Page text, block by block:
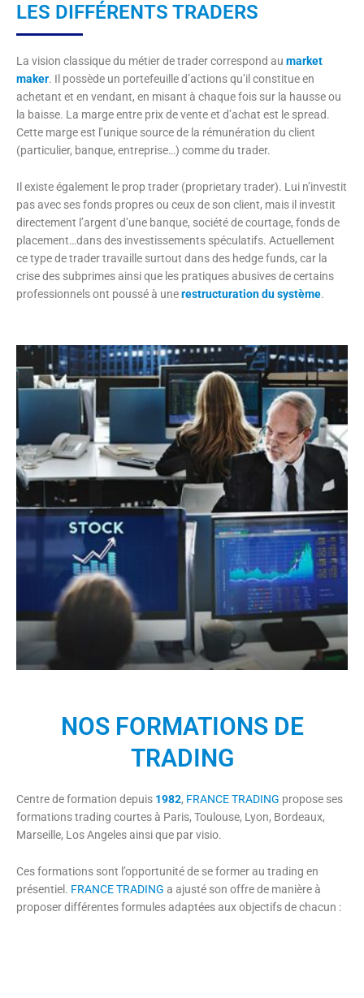
LES DIFFÉRENTS TRADERS
La vision classique du métier de trader correspond au market
maker. Il possède un portefeuille d’actions qu’il constitue en
achetant et en vendant, en misant à chaque fois sur la hausse ou
la baisse. La marge entre prix de vente et d’achat est le spread.
Cette marge est l’unique source de la rémunération du client
(particulier, banque, entreprise…) comme du trader.
Il existe également le prop trader (proprietary trader). Lui n’investit
pas avec ses fonds propres ou ceux de son client, mais il investit
directement l’argent d’une banque, société de courtage, fonds de
placement…dans des investissements spéculatifs. Actuellement
ce type de trader travaille surtout dans des hedge funds, car la
crise des subprimes ainsi que les pratiques abusives de certains
professionnels ont poussé à unerestructuration du système.
NOS FORMATIONS DE
TRADING
Centre de formation depuis 1982, FRANCE TRADING propose ses
formations trading courtes à Paris, Toulouse, Lyon, Bordeaux,
Marseille, Los Angeles ainsi que par visio.
Ces formations sont l’opportunité de se former au trading en
présentiel. FRANCE TRADING a ajusté son offre de manière à
proposer différentes formules adaptées aux objectifs de chacun :